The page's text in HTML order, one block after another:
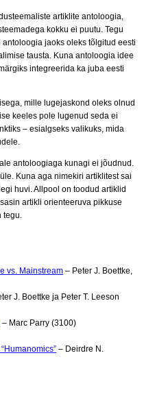
artiklite antoloogia,
kokku ei puutu. Tegu
jaoks oleks tõlgitud eesti
tausta. Kuna antoloogia idee
integreerida ka juba eesti
mille lugejaskond oleks olnud
keeles pole lugenud seda ei
– esialgseks valikuks, mida
antoloogiaga kunagi ei jõudnud.
Kuna aga nimekiri artiklitest sai
huvi. Allpool on toodud artiklid
artikli orienteeruva pikkuse
tegu.
vs. Mainstream – Peter J. Boettke,
J. Boettke ja Peter T. Leeson
– Marc Parry (3100)
– Deirdre N.